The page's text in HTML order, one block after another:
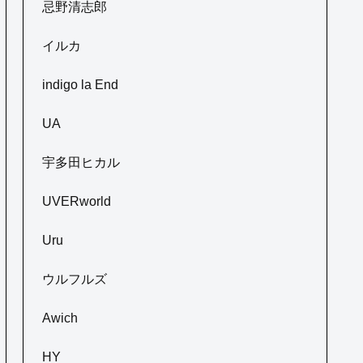
忌野清志郎
イルカ
indigo la End
UA
宇多田ヒカル
UVERworld
Uru
ウルフルズ
Awich
HY